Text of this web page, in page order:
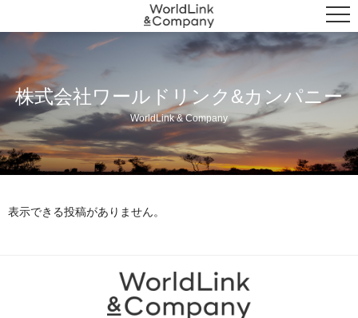
株式会社ワールドリンク&カンパニー
WorldLink & Company
表示できる投稿がありません。